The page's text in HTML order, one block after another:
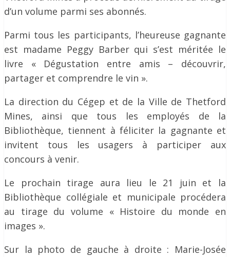
d’un volume parmi ses abonnés.
Parmi tous les participants, l’heureuse gagnante
est madame Peggy Barber qui s’est méritée le
livre « Dégustation entre amis – découvrir,
partager et comprendre le vin ».
La direction du Cégep et de la Ville de Thetford
Mines, ainsi que tous les employés de la
Bibliothèque, tiennent à féliciter la gagnante et
invitent tous les usagers à participer aux
concours à venir.
Le prochain tirage aura lieu le 21 juin et la
Bibliothèque collégiale et municipale procédera
au tirage du volume « Histoire du monde en
images ».
Sur la photo de gauche à droite : Marie-Josée